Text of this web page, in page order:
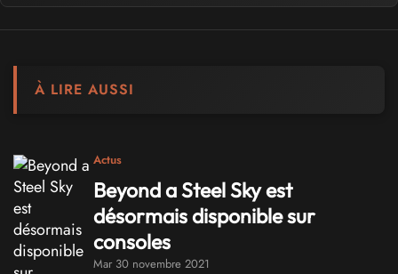
À LIRE AUSSI
Actus
Beyond a Steel Sky est
désormais disponible sur
consoles
Mar 30 novembre 2021